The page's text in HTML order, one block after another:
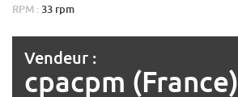
RPM : 33 rpm
Vendeur :
cpacpm (France)